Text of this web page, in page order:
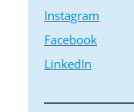
Instagram
Facebook
LinkedIn